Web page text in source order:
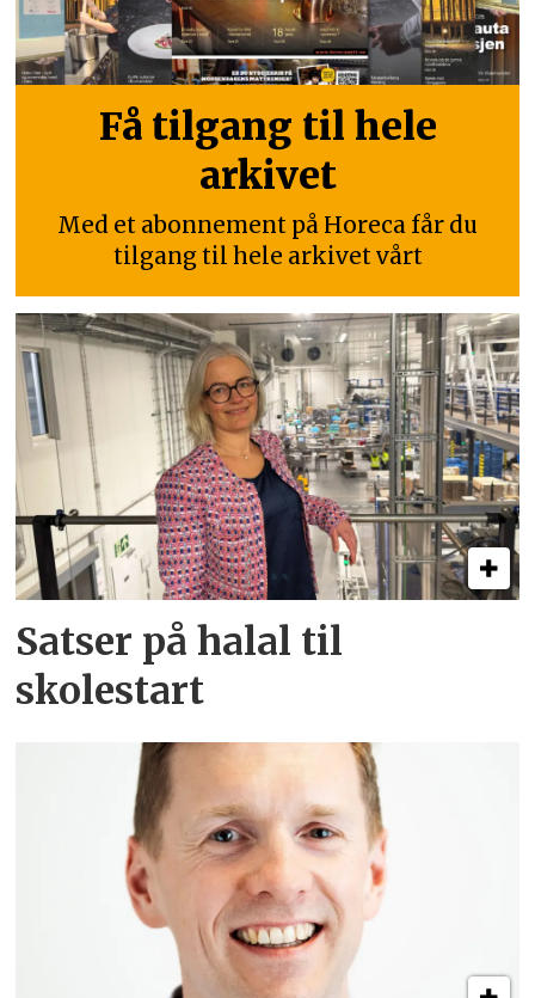
Få tilgang til hele
arkivet
Med et abonnement på Horeca får du
tilgang til hele arkivet vårt
Satser på halal til
skolestart